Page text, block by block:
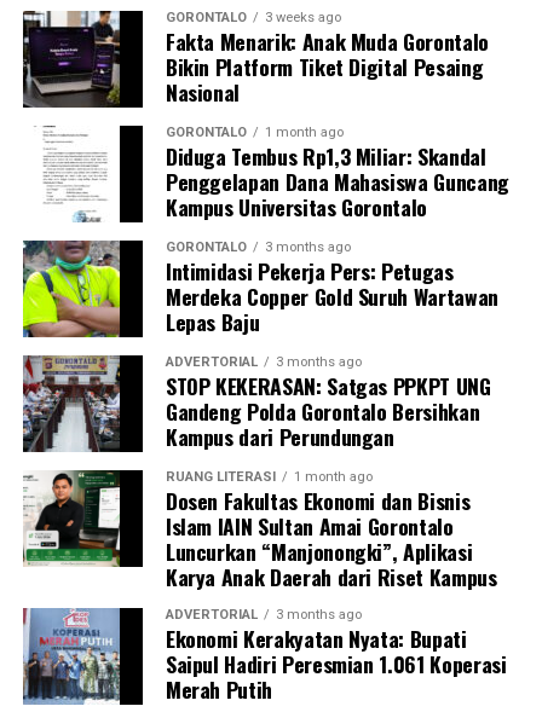
Selain skrining TBC, mahasiswa turut mendampingi
nakes Puskesmas Talaga Jaya dalam memberikan
pelayanan Cek Kesehatan Gratis (CKG), meliputi
pengukuran tekanan darah, cek kadar gula darah, dan
penapisan faktor risiko penyakit tidak menular (PTM)
sebagai upaya promotif-preventif.
Perwakilan DPL KKN-PK, Dr. dr. Vivien Novarina A.
Kasim, M.Kes., menegaskan bahwa keterlibatan
mahasiswa merupakan bentuk perwujudan Tri Dharma
Perguruan Tinggi dalam mengawal transformasi
layanan kesehatan primer.
“Kehadiran mahasiswa mempercepat jangkauan skema
active case findingTBC yang dicanangkan pemerintah.
Sinergi multisektor antara perguruan tinggi, dinas
kesehatan, puskesmas, dan pemerintah desa seperti
inilah yang menjadi kunci sukses pembentukan
masyarakat sadar sehat,” jelas Dr. Vivien.
Masyarakat Desa Luwoo menyambut antusias agenda
terpadu ini. Ratusan warga memanfaatkan layanan
pemeriksaan kesehatan gratis sekaligus berkonsultasi
mengenai pola hidup bersih dan sehat (PHBS)
pencegahan tuberkulosis.
GORONTALO 3 weeks ago
Fakta Menarik: Anak Muda Gorontalo
Bikin Platform Tiket Digital Pesaing
Nasional
GORONTALO 1 month ago
Diduga Tembus Rp1,3 Miliar: Skandal
Penggelapan Dana Mahasiswa Guncang
Kampus Universitas Gorontalo
GORONTALO 3 months ago
Intimidasi Pekerja Pers: Petugas
Merdeka Copper Gold Suruh Wartawan
Lepas Baju
ADVERTORIAL 3 months ago
STOP KEKERASAN: Satgas PPKPT UNG
Gandeng Polda Gorontalo Bersihkan
Kampus dari Perundungan
RUANG LITERASI 1 month ago
Dosen Fakultas Ekonomi dan Bisnis
Islam IAIN Sultan Amai Gorontalo
Luncurkan “Manjonongki”, Aplikasi
Karya Anak Daerah dari Riset Kampus
ADVERTORIAL 3 months ago
Ekonomi Kerakyatan Nyata: Bupati
Saipul Hadiri Peresmian 1.061 Koperasi
Merah Putih